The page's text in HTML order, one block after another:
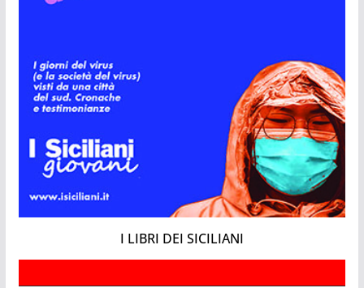
I LIBRI DEI SICILIANI